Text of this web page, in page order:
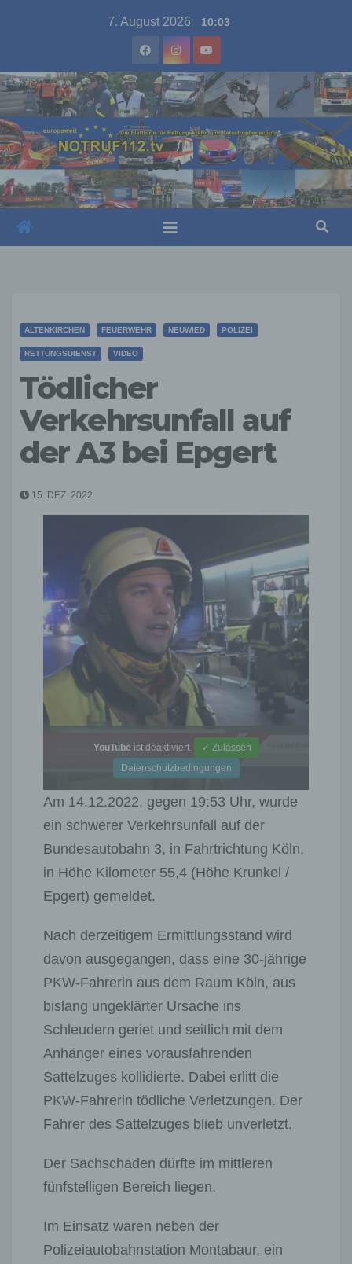
7. August 2026 10:03
ALTENKIRCHEN FEUERWEHR NEUWIED POLIZEI
RETTUNGSDIENST VIDEO
Tödlicher
Verkehrsunfall auf
der A3 bei Epgert
15. DEZ. 2022
YouTube ist deaktiviert.
✓ Zulassen
Datenschutzbedingungen
Am 14.12.2022, gegen 19:53 Uhr, wurde
ein schwerer Verkehrsunfall auf der
Bundesautobahn 3, in Fahrtrichtung Köln,
in Höhe Kilometer 55,4 (Höhe Krunkel /
Epgert) gemeldet.
Nach derzeitigem Ermittlungsstand wird
davon ausgegangen, dass eine 30-jährige
PKW-Fahrerin aus dem Raum Köln, aus
bislang ungeklärter Ursache ins
Schleudern geriet und seitlich mit dem
Anhänger eines vorausfahrenden
Sattelzuges kollidierte. Dabei erlitt die
PKW-Fahrerin tödliche Verletzungen. Der
Fahrer des Sattelzuges blieb unverletzt.
Der Sachschaden dürfte im mittleren
fünfstelligen Bereich liegen.
Im Einsatz waren neben der
Polizeiautobahnstation Montabaur, ein